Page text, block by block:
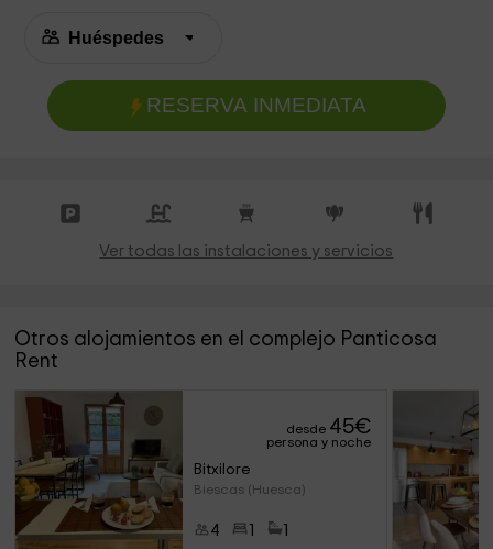
RESERVA INMEDIATA
Ver todas las instalaciones y servicios
Otros alojamientos en el complejo Panticosa
Rent
desde 45€
persona y noche
Bitxilore
Biescas (Huesca)
4